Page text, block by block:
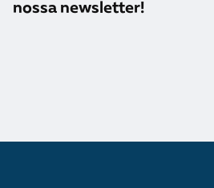
nossa newsletter!